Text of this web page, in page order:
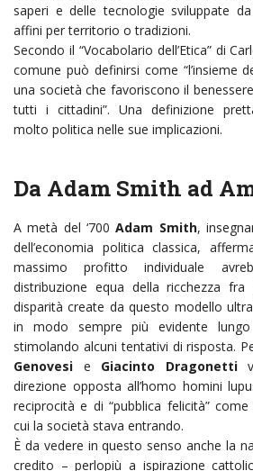
saperi e delle tecnologie sviluppate
affini per territorio o tradizioni.
Secondo il “Vocabolario dell’Etica” di
comune può definirsi come “l’insieme
una società che favoriscono il
tutti i cittadini”. Una definizione
molto politica nelle sue implicazioni.
Da Adam Smith ad
A metà del ‘700Adam Smith,
dell’economia politica classica,
massimo profitto individuale
distribuzione equa della ricchezza
disparità create da questo modello
in modo sempre più evidente
stimolando alcuni tentativi di risposta.
Genovesi e Giacinto Dragonetti
direzione opposta all’homo homini
reciprocità e di “pubblica felicità” come
cui la società stava entrando.
È da vedere in questo senso anche la
credito – perlopiù a ispirazione